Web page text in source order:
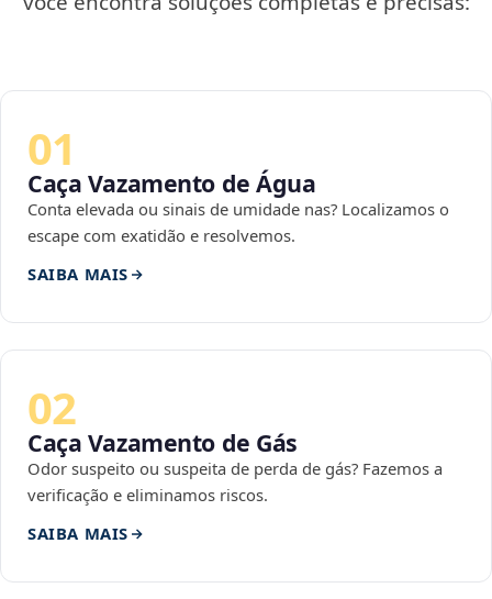
01
Caça Vazamento de Água
Conta elevada ou sinais de umidade nas? Localizamos o
escape com exatidão e resolvemos.
SAIBA MAIS
02
Caça Vazamento de Gás
Odor suspeito ou suspeita de perda de gás? Fazemos a
verificação e eliminamos riscos.
SAIBA MAIS